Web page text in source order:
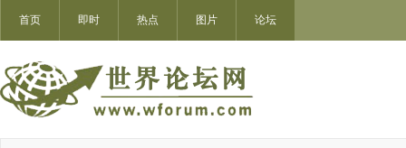
首页 即时 热点 图片 论坛